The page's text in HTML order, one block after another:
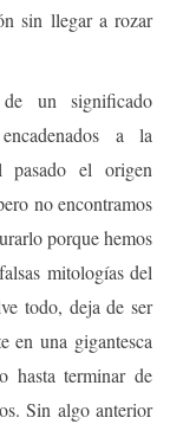
sin llegar a rozar
de un significado
a la
pasado el origen
no encontramos
porque hemos
mitologías del
todo, deja de ser
en una gigantesca
hasta terminar de
Sin algo anterior